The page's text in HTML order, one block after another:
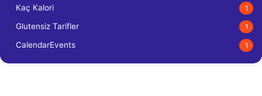
Kaç Kalori 1
Glutensiz Tarifler 1
CalendarEvents 1